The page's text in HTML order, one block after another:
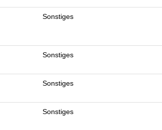
Sonstiges
Sonstiges
Sonstiges
Sonstiges